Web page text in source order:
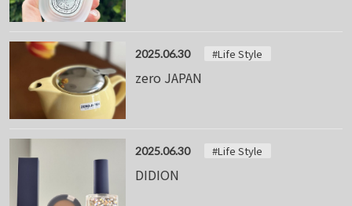
2025.06.30 #Life Style
zero JAPAN
2025.06.30 #Life Style
DIDION